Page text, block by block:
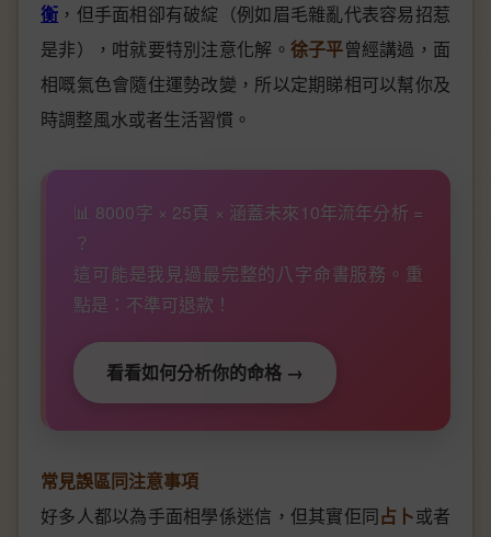
衡 ，但手面相卻有破綻（例如眉毛雜亂代表容易招惹
是非），咁就要特別注意化解。 徐子平曾經講過，面
相嘅氣色會隨住運勢改變，所以定期睇相可以幫你及
時調整風水或者生活習慣。
📊 8000字 × 25頁 × 涵蓋未來10年流年分析 =
？
這可能是我見過最完整的八字命書服務。重
點是：不準可退款！
看看如何分析你的命格 →
常見誤區同注意事項
好多人都以為手面相學係迷信，但其實佢同占卜或者